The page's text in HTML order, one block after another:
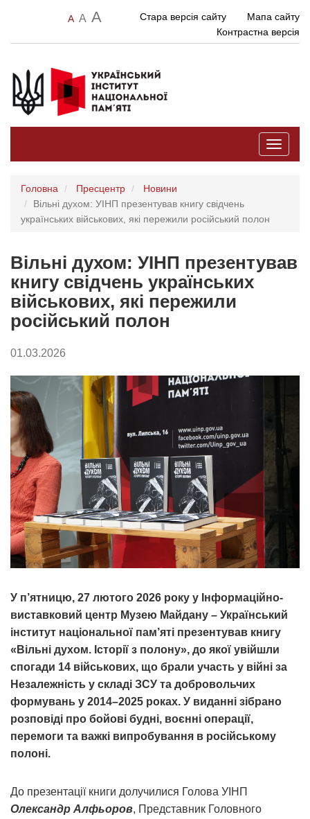
A A A Стара версія сайту
Мапа сайту
Контрастна версія
Toggle
Головна Пресцентр
Новини
Вільні духом: УІНП презентував книгу свідчень
українських військових, які пережили російський полон
Вільні духом: УІНП презентував
книгу свідчень українських
військових, які пережили
російський полон
01.03.2026
У п’ятницю, 27 лютого 2026 року у Інформаційно-
виставковий центр Музею Майдану – Український
інститут національної пам’яті презентував книгу
«Вільні духом. Історії з полону», до якої увійшли
спогади 14 військових, що брали участь у війні за
Незалежність у складі ЗСУ та добровольчих
формувань у 2014–2025 роках. У виданні зібрано
розповіді про бойові будні, воєнні операції,
перемоги та важкі випробування в російському
полоні.
До презентації книги долучилися Голова УІНП
Олександр Алфьоров, Представник Головного